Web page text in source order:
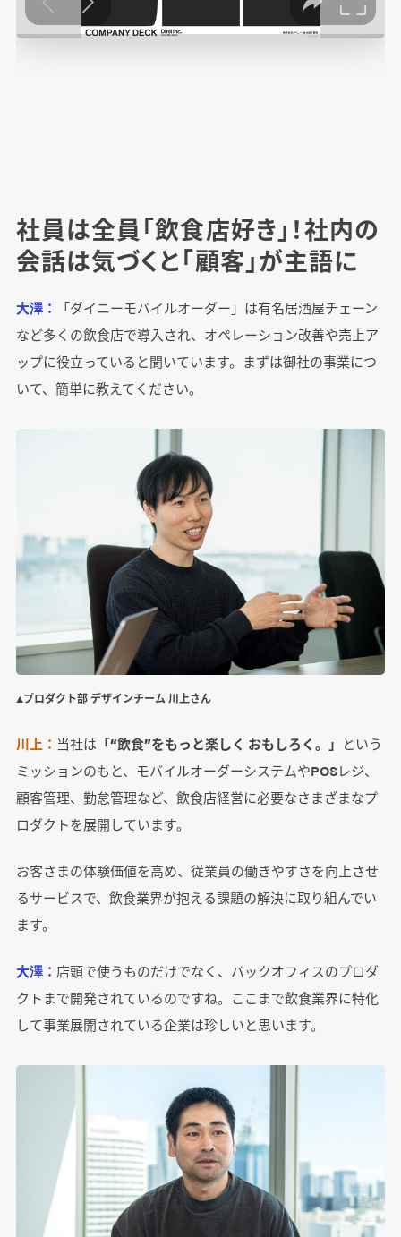
社員は全員「飲食店好き」！社内の
会話は気づくと「顧客」が主語に
大澤：
「ダイニーモバイルオーダー」は有名居酒屋チェーン
など多くの飲食店で導入され、オペレーション改善や売上ア
ップに役立っていると聞いています。まずは御社の事業につ
いて、簡単に教えてください。
▲プロダクト部 デザインチーム 川上さん
川上： 当社は 「“飲食”をもっと楽しく おもしろく。」 という
ミッションのもと、モバイルオーダーシステムやPOSレジ、
顧客管理、勤怠管理など、飲食店経営に必要なさまざまなプ
ロダクトを展開しています。
お客さまの体験価値を高め、従業員の働きやすさを向上させ
るサービスで、飲食業界が抱える課題の解決に取り組んでい
ます。
大澤： 店頭で使うものだけでなく、バックオフィスのプロダ
クトまで開発されているのですね。ここまで飲食業界に特化
して事業展開されている企業は珍しいと思います。